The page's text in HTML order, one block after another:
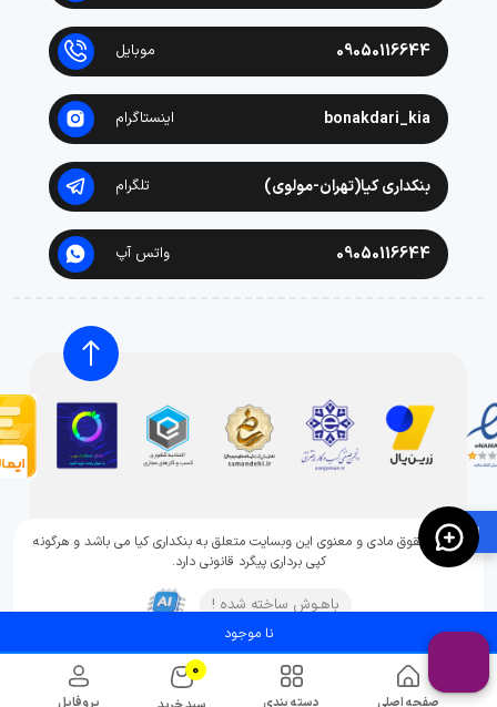
🛍️
صفحه اصلی دسته بندی
0
پروفایل
09050116644 موبایل
bonakdari_kia اینستاگرام
بنکداری کیا(تهران-مولوی) تلگرام
09050116644 واتس آپ
تمامی حقوق مادی و معنوی این وبسایت متعلق به بنکداری کیا می باشد و هرگونه
کپی برداری پیگرد قانونی دارد.
باهـوش ساخته شده !
نا موجود